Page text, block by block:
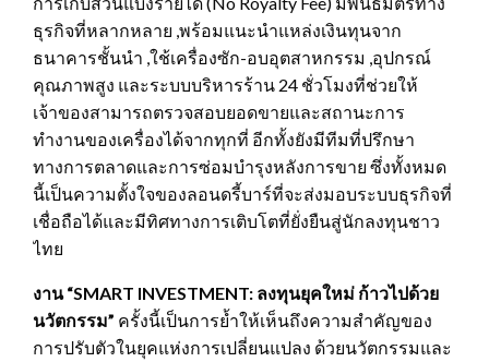
ธุรกิจที่หลากหลาย ,พร้อมแนะนำแหล่งเงินทุนจาก
ธนาคารชั้นนำ ,ใช้เครื่องซัก-อบอุตสาหกรรม ,อุปกรณ์
คุณภาพสูง และระบบบริหารร้าน 24 ชั่วโมงที่ช่วยให้
เจ้าของสามารถตรวจสอบยอดขายและสถานะการ
ทำงานของเครื่องได้จากทุกที่ อีกทั้งยังมีทีมที่ปรึกษา
ทางการตลาดและการซ่อมบำรุงหลังการขาย ซึ่งทั้งหมด
นี้เป็นความตั้งใจของลอนดรี้บาร์ที่จะส่งมอบระบบธุรกิจที่
เชื่อถือได้และมีทิศทางการเติบโตที่ยั่งยืนสู่นักลงทุนชาว
ไทย
งาน “SMART INVESTMENT: ลงทุนยุคใหม่ ก้าวไปด้วย
นวัตกรรม” ครั้งนี้เป็นการย้ำให้เห็นถึงความสำคัญของ
การปรับตัวในยุคแห่งการเปลี่ยนแปลง ด้วยนวัตกรรมและ